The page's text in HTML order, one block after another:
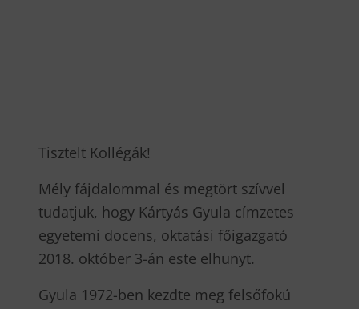
Tisztelt Kollégák!
Mély fájdalommal és megtört szívvel
tudatjuk, hogy Kártyás Gyula címzetes
egyetemi docens, oktatási főigazgató
2018. október 3-án este elhunyt.
Gyula 1972-ben kezdte meg felsőfokú